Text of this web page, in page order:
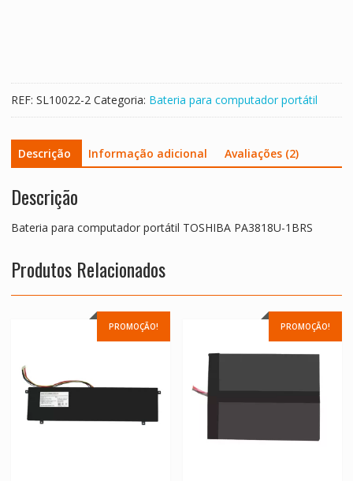
1BRS
REF: SL10022-2 Categoria: Bateria para computador portátil
Descrição Informação adicional Avaliações (2)
Descrição
Bateria para computador portátil TOSHIBA PA3818U-1BRS
Produtos Relacionados
PROMOÇÃO! PROMOÇÃO!